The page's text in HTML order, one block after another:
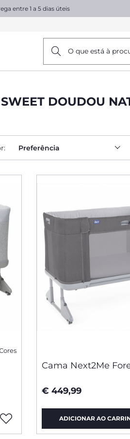
entre 1 a 5 dias úteis
O que está à
DOUDOU
Preferência
Cama Next2Me
€ 449,99
ADICIONAR AO